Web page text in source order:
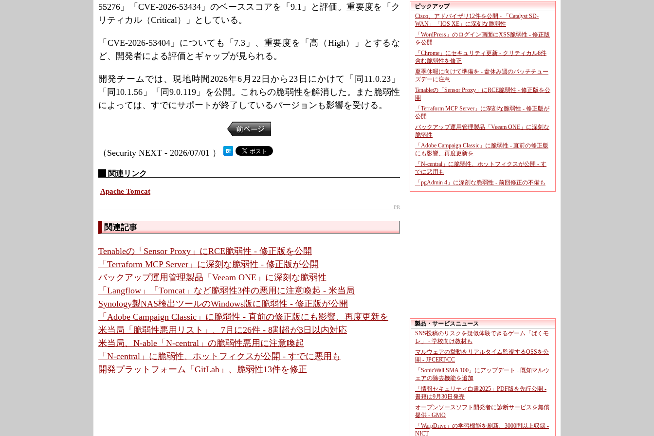
55276」「CVE-2026-53434」のベーススコアを「9.1」と評価。重要度を「ク
リティカル（Critical）」としている。
「CVE-2026-53404」についても「7.3」、重要度を「高（High）」とするな
ど、開発者による評価とギャップが見られる。
開発チームでは、現地時間2026年6月22日から23日にかけて「同11.0.23」
「同10.1.56」「同9.0.119」を公開。これらの脆弱性を解消した。また脆弱性
によっては、すでにサポートが終了しているバージョンも影響を受ける。
（Security NEXT - 2026/07/01 ）
関連リンク
Apache Tomcat
PR
関連記事
Tenableの「Sensor Proxy」にRCE脆弱性 - 修正版を公開
「Terraform MCP Server」に深刻な脆弱性 - 修正版が公開
バックアップ運用管理製品「Veeam ONE」に深刻な脆弱性
「Langflow」「Tomcat」など脆弱性3件の悪用に注意喚起 - 米当局
Synology製NAS検出ツールのWindows版に脆弱性 - 修正版が公開
「Adobe Campaign Classic」に脆弱性 - 直前の修正版にも影響、再度更新を
米当局「脆弱性悪用リスト」、7月に26件 - 8割超が3日以内対応
米当局、N-able「N-central」の脆弱性悪用に注意喚起
「N-central」に脆弱性、ホットフィクスが公開 - すでに悪用も
開発プラットフォーム「GitLab」、脆弱性13件を修正
ピックアップ
Cisco、アドバイザリ12件を公開 - 「Catalyst SD-
WAN」「IOS XE」に深刻な脆弱性
「WordPress」のログイン画面にXSS脆弱性 - 修正版
を公開
「Chrome」にセキュリティ更新 - クリティカル6件
含む脆弱性を修正
夏季休暇に向けて準備を - 盆休み週のパッチチュー
ズデーに注意
Tenableの「Sensor Proxy」にRCE脆弱性 - 修正版を公
開
「Terraform MCP Server」に深刻な脆弱性 - 修正版が
公開
バックアップ運用管理製品「Veeam ONE」に深刻な
脆弱性
「Adobe Campaign Classic」に脆弱性 - 直前の修正版
にも影響、再度更新を
「N-central」に脆弱性、ホットフィクスが公開 - す
でに悪用も
「pgAdmin 4」に深刻な脆弱性 - 前回修正の不備も
製品・サービスニュース
SNS投稿のリスクを疑似体験できるゲーム「ばくモ
レ」 - 学校向け教材も
マルウェアの挙動をリアルタイム監視するOSSを公
開 - JPCERT/CC
「SonicWall SMA 100」にアップデート - 既知マルウ
ェアの除去機能を追加
「情報セキュリティ白書2025」PDF版を先行公開 -
書籍は9月30日発売
オープンソースソフト開発者に診断サービスを無償
提供 - GMO
「WarpDrive」の学習機能を刷新、3000問以上収録 -
NICT